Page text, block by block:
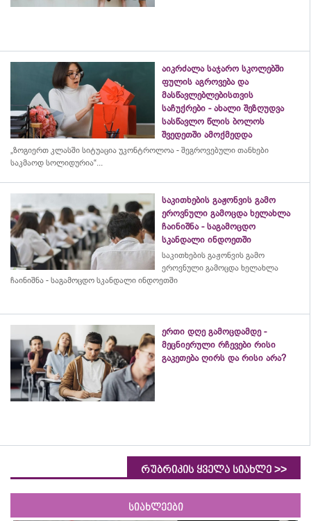
აიკრძალა საჯარო სკოლებში
ფულის აგროვება და
მასწავლებლებისთვის
საჩუქრები - ახალი შეზღუდვა
სასწავლო წლის ბოლოს
შვედეთში ამოქმედდა
„ზოგიერთ კლასში სიტუაცია უკონტროლოა - შეგროვებული თანხები
საკმაოდ სოლიდურია“...
საკითხების გაჟონვის გამო
ეროვნული გამოცდა ხელახლა
ჩაინიშნა - საგამოცდო
სკანდალი ინდოეთში
საკითხების გაჟონვის გამო
ეროვნული გამოცდა ხელახლა
ჩაინიშნა - საგამოცდო სკანდალი ინდოეთში
ერთი დღე გამოცდამდე -
მეცნიერული რჩევები რისი
გაკეთება ღირს და რისი არა?
რუბრიკის ყველა სიახლე >>
სიახლეები